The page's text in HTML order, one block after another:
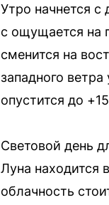
Утро начнется
с ощущается на
сменится на
западного
опустится до
Световой день
Луна находится
облачность